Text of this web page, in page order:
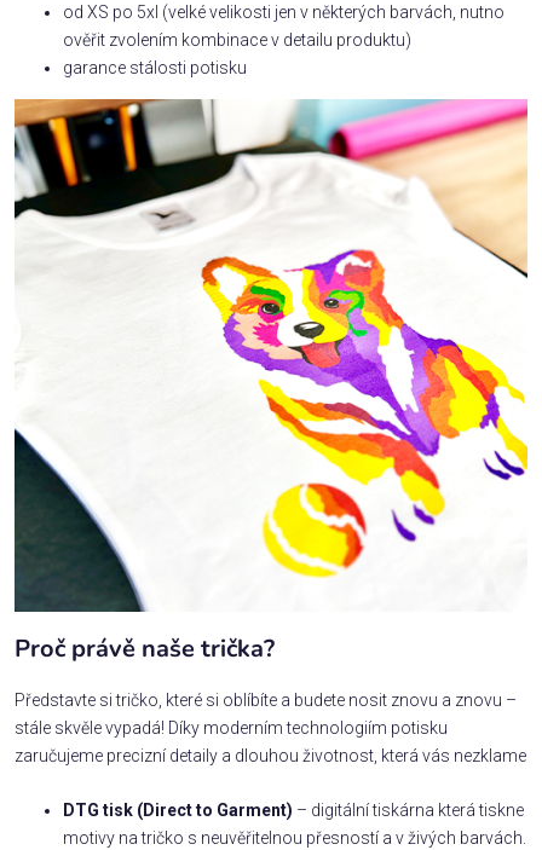
od XS po 5xl (velké velikosti jen v některých barvách, nutno
ověřit zvolením kombinace v detailu produktu)
garance stálosti potisku
Proč právě naše trička?
Představte si tričko, které si oblíbíte a budete nosit znovu a znovu –
stále skvěle vypadá! Díky moderním technologiím potisku
zaručujeme precizní detaily a dlouhou životnost, která vás nezklame
DTG tisk (Direct to Garment) – digitální tiskárna která tiskne
motivy na tričko s neuvěřitelnou přesností a v živých barvách.